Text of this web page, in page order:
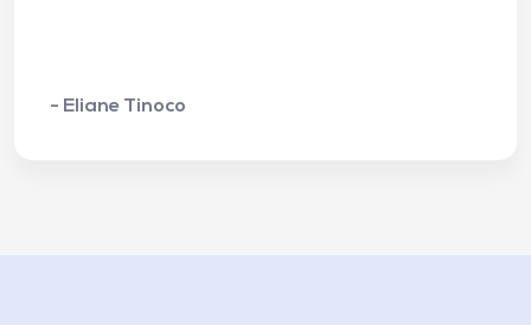
- Eliane Tinoco